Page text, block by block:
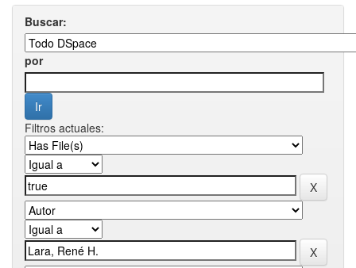
Buscar:
por
Filtros actuales: